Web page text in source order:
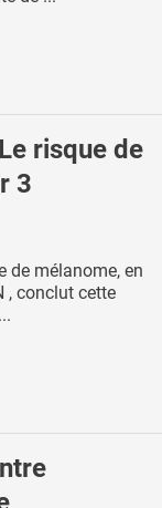
risque de
3
de mélanome, en
, conclut cette